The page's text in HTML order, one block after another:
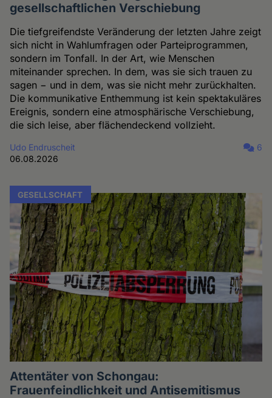
gesellschaftlichen Verschiebung
Die tiefgreifendste Veränderung der letzten Jahre zeigt
sich nicht in Wahlumfragen oder Parteiprogrammen,
sondern im Tonfall. In der Art, wie Menschen
miteinander sprechen. In dem, was sie sich trauen zu
sagen − und in dem, was sie nicht mehr zurückhalten.
Die kommunikative Enthemmung ist kein spektakuläres
Ereignis, sondern eine atmosphärische Verschiebung,
die sich leise, aber flächendeckend vollzieht.
Udo Endruscheit
06.08.2026
6
GESELLSCHAFT
Attentäter von Schongau:
Frauenfeindlichkeit und Antisemitismus